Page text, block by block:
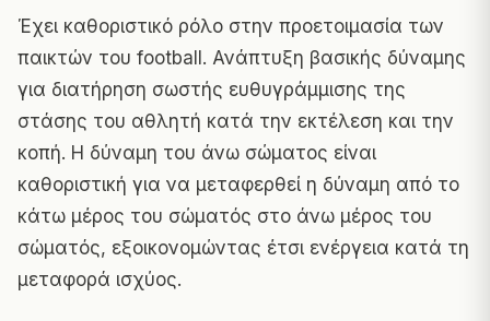
Έχει καθοριστικό ρόλο στην προετοιμασία των
παικτών του football. Ανάπτυξη βασικής δύναμης
για διατήρηση σωστής ευθυγράμμισης της
στάσης του αθλητή κατά την εκτέλεση και την
κοπή. Η δύναμη του άνω σώματος είναι
καθοριστική για να μεταφερθεί η δύναμη από το
κάτω μέρος του σώματός στο άνω μέρος του
σώματός, εξοικονομώντας έτσι ενέργεια κατά τη
μεταφορά ισχύος.